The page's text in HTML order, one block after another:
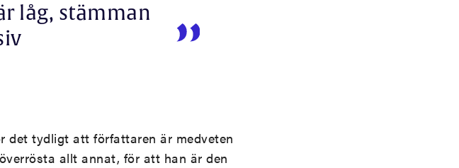
låg, stämman
det tydligt att författaren är medveten
allt annat, för att han är den